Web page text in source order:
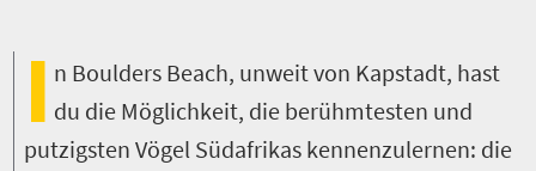
I n Boulders Beach, unweit von Kapstadt, hast
du die Möglichkeit, die berühmtesten und
putzigsten Vögel Südafrikas kennenzulernen: die